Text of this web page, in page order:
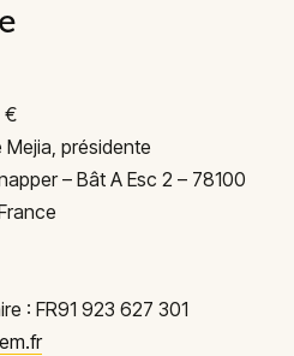
€
présidente
– Bât A Esc 2 – 78100
: FR91 923 627 301